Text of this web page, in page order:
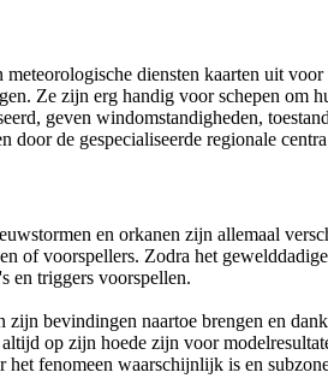
diensten kaarten uit
Ze zijn erg handig voor schepen om
geven windomstandigheden,
door de gespecialiseerde regionale
en orkanen zijn allemaal
of voorspellers. Zodra het
en triggers voorspellen.
bevindingen naartoe brengen en
op zijn hoede zijn voor
het fenomeen waarschijnlijk is en